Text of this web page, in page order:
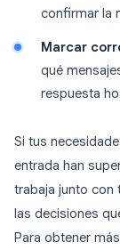
confirmar la
Marcar
qué
respuesta
Si tus
entrada han
trabaja junto con
las decisiones
Para obtener